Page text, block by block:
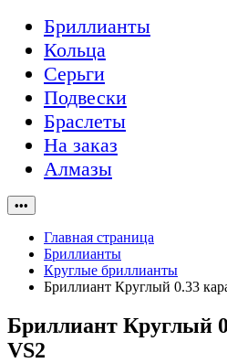
Бриллианты
Кольца
Серьги
Подвески
Браслеты
На заказ
Алмазы
•••
Главная страница
Бриллианты
Круглые бриллианты
Бриллиант Круглый 0.33
Бриллиант Круглый
VS2